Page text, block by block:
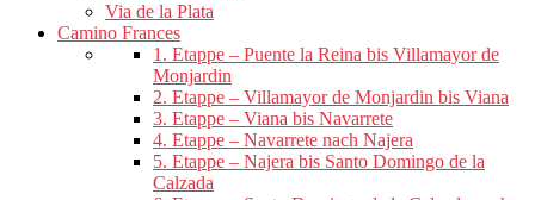
Via de la Plata
Camino Frances
1. Etappe – Puente la Reina bis Villamayor de
Monjardin
2. Etappe – Villamayor de Monjardin bis Viana
3. Etappe – Viana bis Navarrete
4. Etappe – Navarrete nach Najera
5. Etappe – Najera bis Santo Domingo de la
Calzada